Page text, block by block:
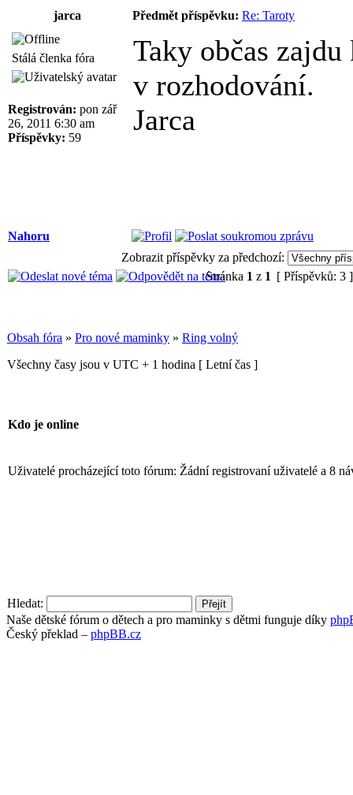
jarca
Předmět příspěvku: Re: Taroty
Stálá členka fóra
Registrován: pon zář
26, 2011 6:30 am
Příspěvky: 59
Taky občas
v rozhodování.
Jarca
Nahoru
Zobrazit příspěvky za předchozí:
Stránka 1 z 1 [ Příspěvků: 3
Obsah fóra » Pro nové maminky » Ring volný
Všechny časy jsou v UTC + 1 hodina [ Letní čas ]
Kdo je online
Uživatelé procházející toto fórum: Žádní registrovaní uživatelé a 8
Hledat:
Naše dětské fórum o dětech a pro maminky s dětmi funguje díky
Český překlad – phpBB.cz